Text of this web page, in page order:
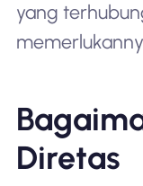
yang
Diretas